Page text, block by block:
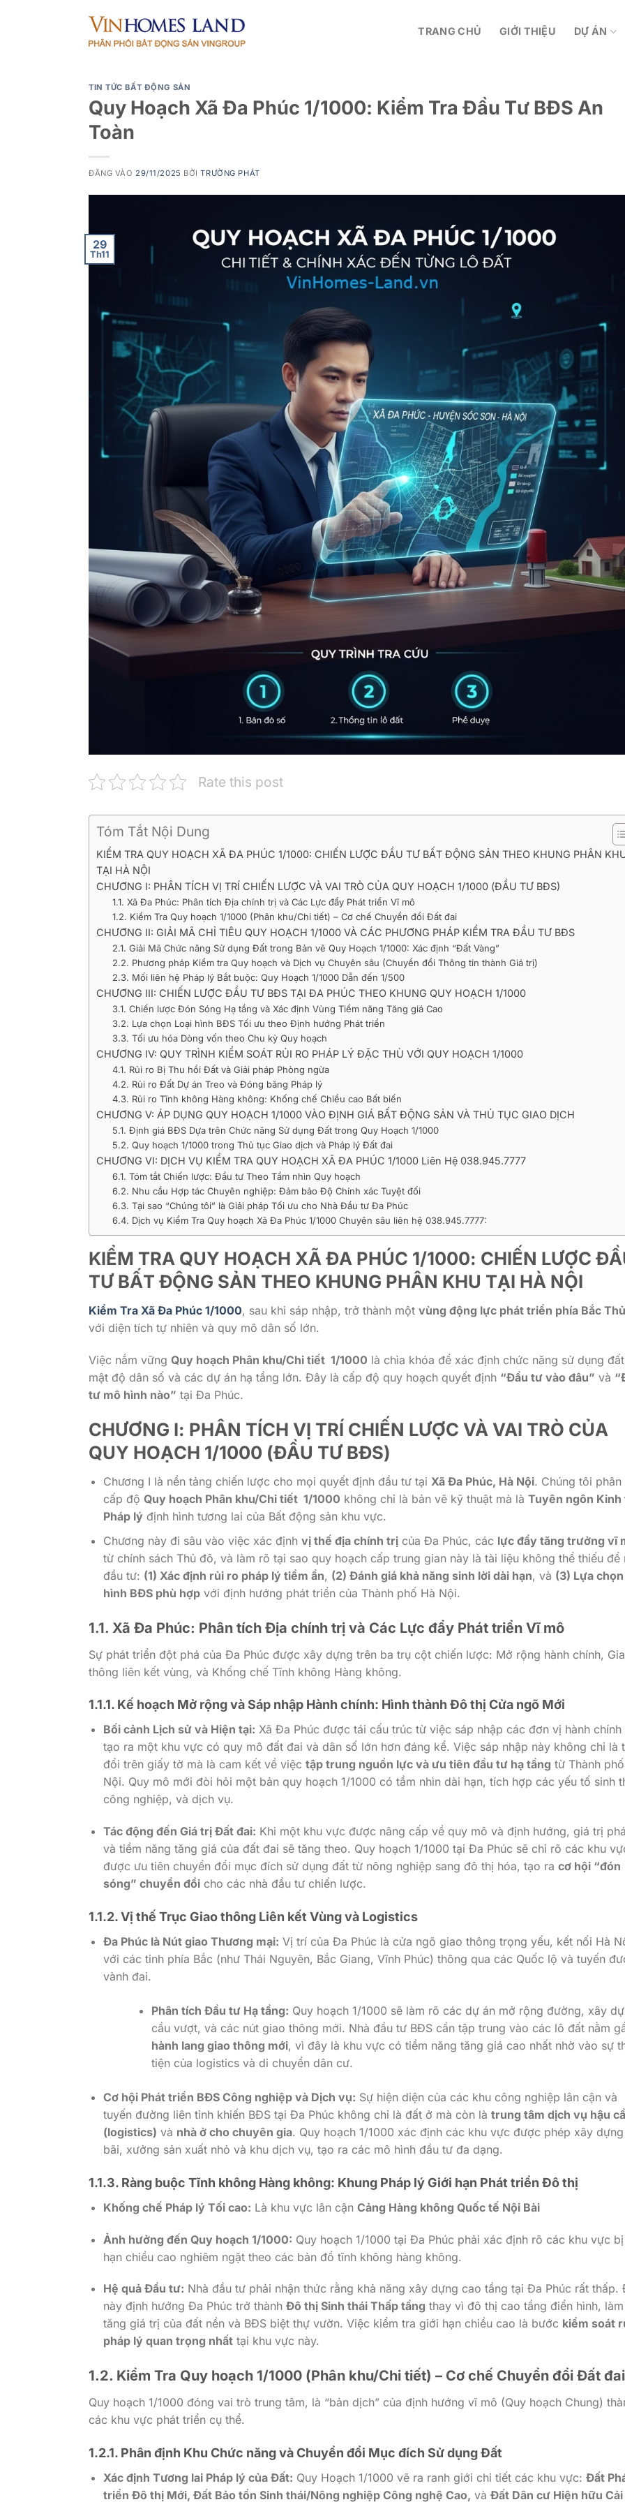
TRANG CHỦ GIỚI THIỆU DỰ ÁN
TIN TỨC BẤT ĐỘNG SẢN
Quy Hoạch Xã Đa Phúc 1/1000: Kiểm Tra Đầu Tư BĐS An
Toàn
ĐĂNG VÀO 29/11/2025 BỞITRƯỜNG PHÁT
29
Th11
Rate this post
Tóm Tắt Nội Dung
KIỂM TRA QUY HOẠCH XÃ ĐA PHÚC 1/1000: CHIẾN LƯỢC ĐẦU TƯ BẤT ĐỘNG SẢN THEO KHUNG PHÂN
TẠI HÀ NỘI
CHƯƠNG I: PHÂN TÍCH VỊ TRÍ CHIẾN LƯỢC VÀ VAI TRÒ CỦA QUY HOẠCH 1/1000 (ĐẦU TƯ BĐS)
1.1. Xã Đa Phúc: Phân tích Địa chính trị và Các Lực đẩy Phát triển Vĩ mô
1.2. Kiểm Tra Quy hoạch 1/1000 (Phân khu/Chi tiết) – Cơ chế Chuyển đổi Đất đai
CHƯƠNG II: GIẢI MÃ CHỈ TIÊU QUY HOẠCH 1/1000 VÀ CÁC PHƯƠNG PHÁP KIỂM TRA ĐẦU TƯ BĐS
2.1. Giải Mã Chức năng Sử dụng Đất trong Bản vẽ Quy Hoạch 1/1000: Xác định “Đất Vàng”
2.2. Phương pháp Kiểm tra Quy hoạch và Dịch vụ Chuyên sâu (Chuyển đổi Thông tin thành Giá trị)
2.3. Mối liên hệ Pháp lý Bắt buộc: Quy Hoạch 1/1000 Dẫn đến 1/500
CHƯƠNG III: CHIẾN LƯỢC ĐẦU TƯ BĐS TẠI ĐA PHÚC THEO KHUNG QUY HOẠCH 1/1000
3.1. Chiến lược Đón Sóng Hạ tầng và Xác định Vùng Tiềm năng Tăng giá Cao
3.2. Lựa chọn Loại hình BĐS Tối ưu theo Định hướng Phát triển
3.3. Tối ưu hóa Dòng vốn theo Chu kỳ Quy hoạch
CHƯƠNG IV: QUY TRÌNH KIỂM SOÁT RỦI RO PHÁP LÝ ĐẶC THÙ VỚI QUY HOẠCH 1/1000
4.1. Rủi ro Bị Thu hồi Đất và Giải pháp Phòng ngừa
4.2. Rủi ro Đất Dự án Treo và Đóng băng Pháp lý
4.3. Rủi ro Tĩnh không Hàng không: Khống chế Chiều cao Bất biến
CHƯƠNG V: ÁP DỤNG QUY HOẠCH 1/1000 VÀO ĐỊNH GIÁ BẤT ĐỘNG SẢN VÀ THỦ TỤC GIAO DỊCH
5.1. Định giá BĐS Dựa trên Chức năng Sử dụng Đất trong Quy Hoạch 1/1000
5.2. Quy hoạch 1/1000 trong Thủ tục Giao dịch và Pháp lý Đất đai
CHƯƠNG VI: DỊCH VỤ KIỂM TRA QUY HOẠCH XÃ ĐA PHÚC 1/1000 Liên Hệ 038.945.7777
6.1. Tóm tắt Chiến lược: Đầu tư Theo Tầm nhìn Quy hoạch
6.2. Nhu cầu Hợp tác Chuyên nghiệp: Đảm bảo Độ Chính xác Tuyệt đối
6.3. Tại sao “Chúng tôi” là Giải pháp Tối ưu cho Nhà Đầu tư Đa Phúc
6.4. Dịch vụ Kiểm Tra Quy hoạch Xã Đa Phúc 1/1000 Chuyên sâu liên hệ 038.945.7777:
KIỂM TRA QUY HOẠCH XÃ ĐA PHÚC 1/1000: CHIẾN LƯỢC
TƯ BẤT ĐỘNG SẢN THEO KHUNG PHÂN KHU TẠI HÀ NỘI
Kiểm Tra Xã Đa Phúc 1/1000, sau khi sáp nhập, trở thành một vùng động lực phát triển phía Bắc
với diện tích tự nhiên và quy mô dân số lớn.
Việc nắm vững Quy hoạch Phân khu/Chi tiết 1/1000 là chìa khóa để xác định chức năng sử dụng
mật độ dân số và các dự án hạ tầng lớn. Đây là cấp độ quy hoạch quyết định “Đầu tư vào đâu” và
tư mô hình nào” tại Đa Phúc.
CHƯƠNG I: PHÂN TÍCH VỊ TRÍ CHIẾN LƯỢC VÀ VAI TRÒ CỦA
QUY HOẠCH 1/1000 (ĐẦU TƯ BĐS)
Chương I là nền tảng chiến lược cho mọi quyết định đầu tư tại Xã Đa Phúc, Hà Nội. Chúng tôi phân
cấp độ Quy hoạch Phân khu/Chi tiết 1/1000 không chỉ là bản vẽ kỹ thuật mà là Tuyên ngôn Kinh
Pháp lýđịnh hình tương lai của Bất động sản khu vực.
Chương này đi sâu vào việc xác định vị thế địa chính trịcủa Đa Phúc, các lực đẩy tăng trưởng vĩ
từ chính sách Thủ đô, và làm rõ tại sao quy hoạch cấp trung gian này là tài liệu không thể thiếu để
đầu tư: (1) Xác định rủi ro pháp lý tiềm ẩn, (2) Đánh giá khả năng sinh lời dài hạn, và (3) Lựa
hình BĐS phù hợpvới định hướng phát triển của Thành phố Hà Nội.
1.1. Xã Đa Phúc: Phân tích Địa chính trị và Các Lực đẩy Phát triển Vĩ mô
Sự phát triển đột phá của Đa Phúc được xây dựng trên ba trụ cột chiến lược: Mở rộng hành chính,
thông liên kết vùng, và Khống chế Tĩnh không Hàng không.
1.1.1. Kế hoạch Mở rộng và Sáp nhập Hành chính: Hình thành Đô thị Cửa ngõ Mới
Bối cảnh Lịch sử và Hiện tại: Xã Đa Phúc được tái cấu trúc từ việc sáp nhập các đơn vị hành chính
tạo ra một khu vực có quy mô đất đai và dân số lớn hơn đáng kể. Việc sáp nhập này không chỉ là
đổi trên giấy tờ mà là cam kết về việc tập trung nguồn lực và ưu tiên đầu tư hạ tầng từ Thành
Nội. Quy mô mới đòi hỏi một bản quy hoạch 1/1000 có tầm nhìn dài hạn, tích hợp các yếu tố sinh
công nghiệp, và dịch vụ.
Tác động đến Giá trị Đất đai: Khi một khu vực được nâng cấp về quy mô và định hướng, giá trị
và tiềm năng tăng giá của đất đai sẽ tăng theo. Quy hoạch 1/1000 tại Đa Phúc sẽ chỉ rõ các khu
được ưu tiên chuyển đổi mục đích sử dụng đất từ nông nghiệp sang đô thị hóa, tạo ra cơ hội “đón
sóng” chuyển đổicho các nhà đầu tư chiến lược.
1.1.2. Vị thế Trục Giao thông Liên kết Vùng và Logistics
Đa Phúc là Nút giao Thương mại: Vị trí của Đa Phúc là cửa ngõ giao thông trọng yếu, kết nối Hà
với các tỉnh phía Bắc (như Thái Nguyên, Bắc Giang, Vĩnh Phúc) thông qua các Quốc lộ và tuyến
vành đai.
Phân tích Đầu tư Hạ tầng: Quy hoạch 1/1000 sẽ làm rõ các dự án mở rộng đường, xây
cầu vượt, và các nút giao thông mới. Nhà đầu tư BĐS cần tập trung vào các lô đất nằm
hành lang giao thông mới, vì đây là khu vực có tiềm năng tăng giá cao nhất nhờ vào sự
tiện của logistics và di chuyển dân cư.
Cơ hội Phát triển BĐS Công nghiệp và Dịch vụ: Sự hiện diện của các khu công nghiệp lân cận và
tuyến đường liên tỉnh khiến BĐS tại Đa Phúc không chỉ là đất ở mà còn là trung tâm dịch vụ hậu
(logistics) và nhà ở cho chuyên gia. Quy hoạch 1/1000 xác định các khu vực được phép xây
bãi, xưởng sản xuất nhỏ và khu dịch vụ, tạo ra các mô hình đầu tư đa dạng.
1.1.3. Ràng buộc Tĩnh không Hàng không: Khung Pháp lý Giới hạn Phát triển Đô thị
Khống chế Pháp lý Tối cao: Là khu vực lân cận Cảng Hàng không Quốc tế Nội Bài
Ảnh hưởng đến Quy hoạch 1/1000: Quy hoạch 1/1000 tại Đa Phúc phải xác định rõ các khu vực
hạn chiều cao nghiêm ngặt theo các bản đồ tĩnh không hàng không.
Hệ quả Đầu tư: Nhà đầu tư phải nhận thức rằng khả năng xây dựng cao tầng tại Đa Phúc rất thấp.
này định hướng Đa Phúc trở thành Đô thị Sinh thái Thấp tầng thay vì đô thị cao tầng điển hình, làm
tăng giá trị của đất nền và BĐS biệt thự vườn. Việc kiểm tra giới hạn chiều cao là bước kiểm soát
pháp lý quan trọng nhấttại khu vực này.
1.2. Kiểm Tra Quy hoạch 1/1000 (Phân khu/Chi tiết) – Cơ chế Chuyển đổi Đất đai
Quy hoạch 1/1000 đóng vai trò trung tâm, là “bản dịch” của định hướng vĩ mô (Quy hoạch Chung)
các khu vực phát triển cụ thể.
1.2.1. Phân định Khu Chức năng và Chuyển đổi Mục đích Sử dụng Đất
Xác định Tương lai Pháp lý của Đất: Quy Hoạch 1/1000 vẽ ra ranh giới chi tiết các khu vực: Đất
triển Đô thị Mới, Đất Bảo tồn Sinh thái/Nông nghiệp Công nghệ Cao, và Đất Dân cư Hiện hữu Cải